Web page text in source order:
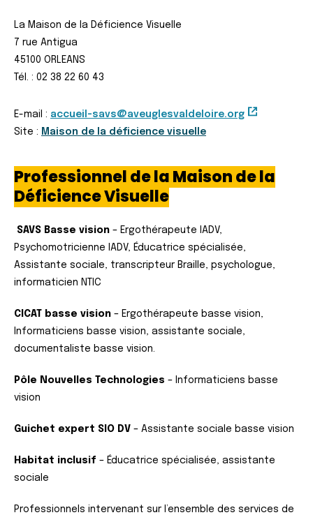
La Maison de la Déficience Visuelle
7 rue Antigua
45100 ORLEANS
Tél. : 02 38 22 60 43
E-mail : accueil-savs@aveuglesvaldeloire.org
Site : Maison de la déficience visuelle
Professionnel de la Maison de la
Déficience Visuelle
SAVS Basse vision – Ergothérapeute IADV,
Psychomotricienne IADV, Éducatrice spécialisée,
Assistante sociale, transcripteur Braille, psychologue,
informaticien NTIC
CICAT basse vision – Ergothérapeute basse vision,
Informaticiens basse vision, assistante sociale,
documentaliste basse vision.
Pôle Nouvelles Technologies – Informaticiens basse
vision
Guichet expert SIO DV – Assistante sociale basse vision
Habitat inclusif – Éducatrice spécialisée, assistante
sociale
Professionnels intervenant sur l’ensemble des services de